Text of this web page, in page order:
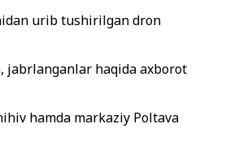
urib tushirilgan dron
jabrlanganlar haqida axborot
hamda markaziy Poltava